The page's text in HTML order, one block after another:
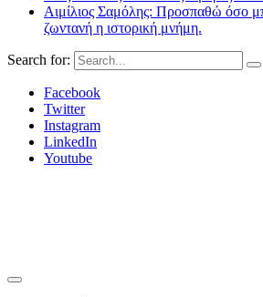
Αιμίλιος Σαμόλης: Προσπαθώ όσο
ζωντανή η ιστορική μνήμη.
Search for:
Facebook
Twitter
Instagram
LinkedIn
Youtube